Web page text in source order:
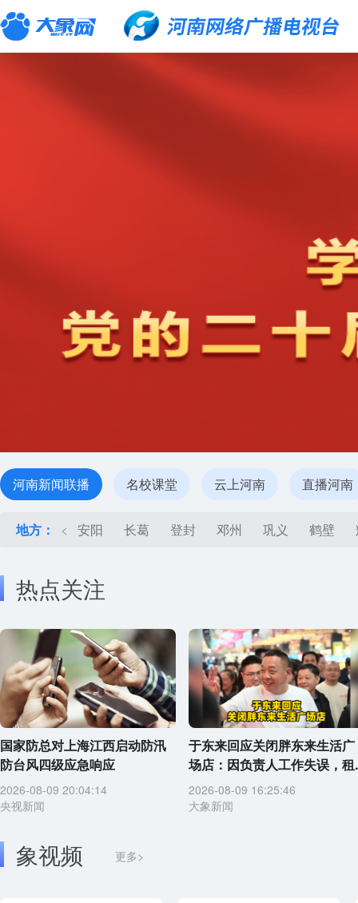
河南新闻联播 名校课堂 云上河南 直播河南
地方： < 安阳 长葛 登封 邓州 巩义 鹤壁
热点关注
国家防总对上海江西启动防汛
防台风四级应急响应
2026-08-09 20:04:14
央视新闻
于东来回应关闭胖东来生活广
场店：因负责人工作失误，租
2026-08-09 16:25:46
大象新闻
象视频 更多>